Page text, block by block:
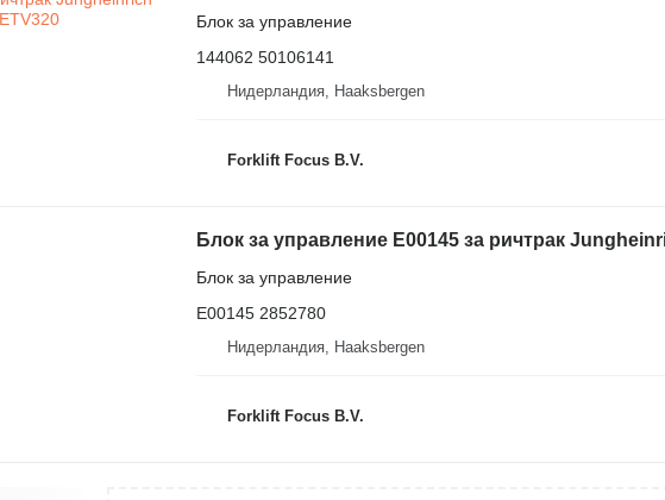
Блок за управление
144062 50106141
Нидерландия, Haaksbergen
Forklift Focus B.V.
Блок за управление E00145 за ричтрак
Блок за управление
E00145 2852780
Нидерландия, Haaksbergen
Forklift Focus B.V.